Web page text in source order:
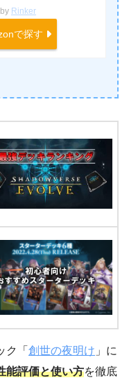
Rinker
で探す
ク「 創世の夜明け 」に
能評価と使い方を徹底